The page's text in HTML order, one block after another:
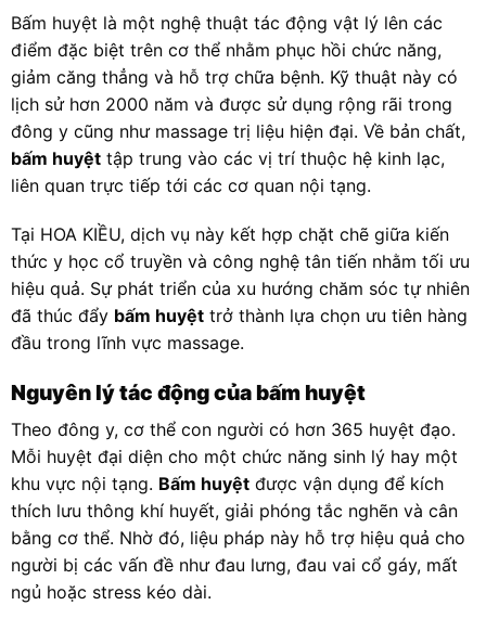
Bấm huyệt là một nghệ thuật tác động vật lý lên các
điểm đặc biệt trên cơ thể nhằm phục hồi chức năng,
giảm căng thẳng và hỗ trợ chữa bệnh. Kỹ thuật này có
lịch sử hơn 2000 năm và được sử dụng rộng rãi trong
đông y cũng như massage trị liệu hiện đại. Về bản chất,
bấm huyệt tập trung vào các vị trí thuộc hệ kinh lạc,
liên quan trực tiếp tới các cơ quan nội tạng.
Tại HOA KIỀU, dịch vụ này kết hợp chặt chẽ giữa kiến
thức y học cổ truyền và công nghệ tân tiến nhằm tối ưu
hiệu quả. Sự phát triển của xu hướng chăm sóc tự nhiên
đã thúc đẩy bấm huyệt trở thành lựa chọn ưu tiên hàng
đầu trong lĩnh vực massage.
Nguyên lý tác động của bấm huyệt
Theo đông y, cơ thể con người có hơn 365 huyệt đạo.
Mỗi huyệt đại diện cho một chức năng sinh lý hay một
khu vực nội tạng. Bấm huyệt được vận dụng để kích
thích lưu thông khí huyết, giải phóng tắc nghẽn và cân
bằng cơ thể. Nhờ đó, liệu pháp này hỗ trợ hiệu quả cho
người bị các vấn đề như đau lưng, đau vai cổ gáy, mất
ngủ hoặc stress kéo dài.